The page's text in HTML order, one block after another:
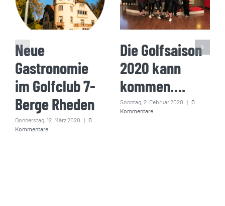
Neue
Gastronomie
im Golfclub 7-
Berge Rheden
Donnerstag, 12. März 2020 | 0
Kommentare
Die Golfsaison
2020 kann
kommen….
Sonntag, 2. Februar 2020 | 0
Kommentare